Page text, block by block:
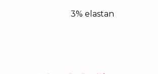
3% elastan